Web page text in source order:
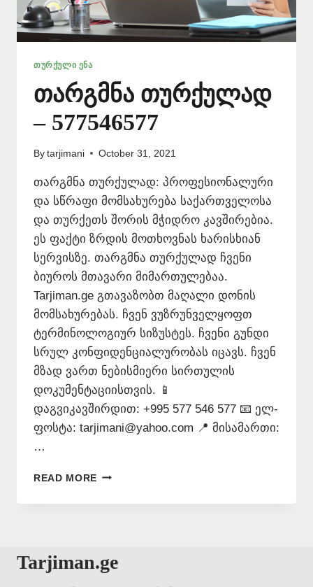
ᲗᲣᲠᲥᲣᲚᲘ ᲔᲜᲐ
თარგმნა თურქულად
– 577546577
By tarjimani October 31, 2021
თარგმნა თურქულად: პროფესიონალური
და სწრაფი მომსახურება საქართველოსა
და თურქეთს შორის მჭიდრო კავშირებია.
ეს ფაქტი ზრდის მოთხოვნას ხარისხიან
სერვისზე. თარგმნა თურქულად ჩვენი
ბიუროს მთავარი მიმართულებაა.
Tarjiman.ge გთავაზობთ მაღალი დონის
მომსახურებას. ჩვენ ვუზრუნველყოფთ
ტერმინოლოგიურ სიზუსტეს. ჩვენი გუნდი
სრულ კონფიდენციალურობას იცავს. ჩვენ
მზად ვართ ნებისმიერი სირთულის
დოკუმენტაციისთვის. 📱
დაგვიკავშირდით: +995 577 546 577 📧 ელ-
ფოსტა: tarjimani@yahoo.com 📍 მისამართი:
…
READ MORE ᲗᲐᲠᲒᲛᲜᲐ
–
Tarjiman.ge